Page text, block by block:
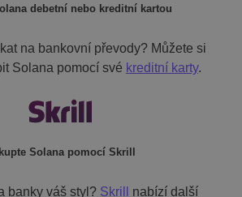
debetní nebo kreditní kartou
na bankovní převody? Můžete si
Solana pomocí své kreditní karty.
Solana pomocí Skrill
banky váš styl? Skrill
nabízí další